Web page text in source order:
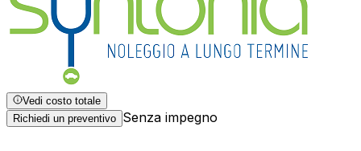
Vedi costo totale
Richiedi un preventivo Senza impegno